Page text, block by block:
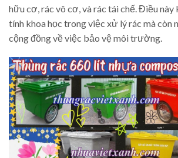
hữu cơ, rác vô cơ, và rác tái chế. Điều này
tính khoa học trong việc xử lý rác mà còn
cộng đồng về việc bảo vệ môi trường.